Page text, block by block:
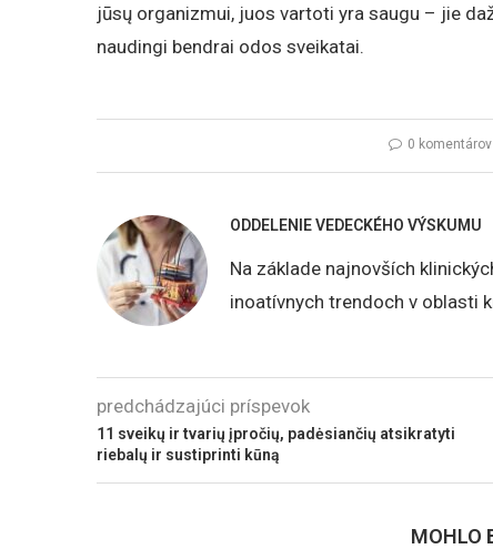
jūsų organizmui, juos vartoti yra saugu – jie
naudingi bendrai odos sveikatai.
0 komentárov
ODDELENIE VEDECKÉHO VÝSKUMU
Na základe najnovších
inoatívnych trendoch v oblasti
predchádzajúci príspevok
11 sveikų ir tvarių įpročių, padėsiančių atsikratyti
riebalų ir sustiprinti kūną
MOHLO